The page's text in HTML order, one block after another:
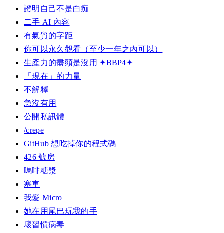
證明自己不是白痴
二手 AI 內容
有氣質的字距
你可以永久觀看（至少一年之內可以）
生產力的盡頭是沒用 ✦BBP4✦
「現在」的力量
不解釋
急沒有用
公開私訊體
/crepe
GitHub 想吃掉你的程式碼
426 號房
嗎啡糖漿
塞車
我愛 Micro
她在用尾巴玩我的手
壞習慣病毒